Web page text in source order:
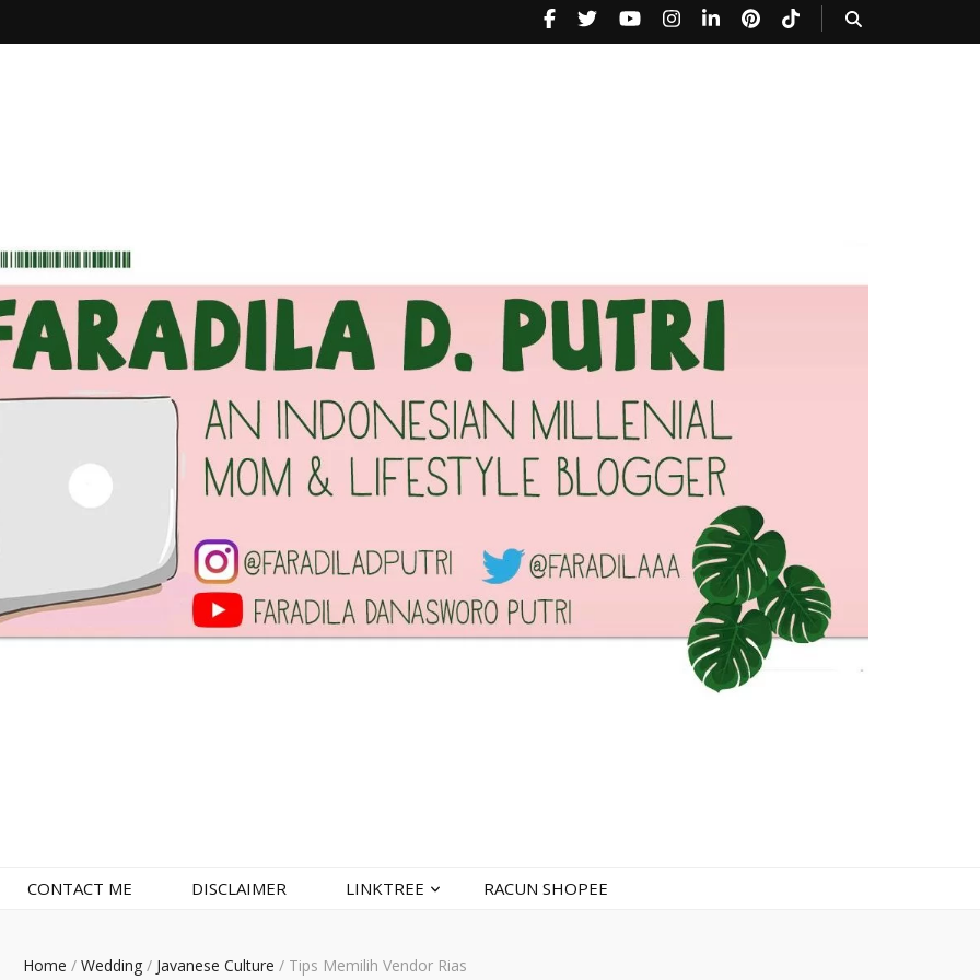
CONTACT ME DISCLAIMER LINKTREE RACUN SHOPEE
Home / Wedding / Javanese Culture / Tips Memilih Vendor Rias